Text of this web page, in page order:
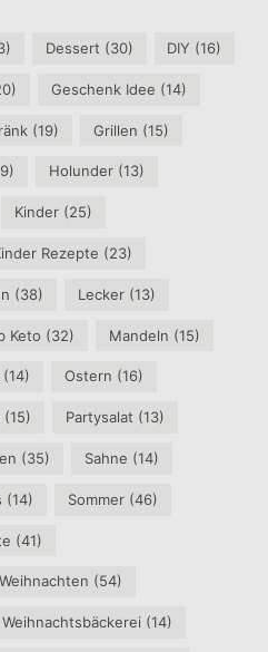
Dessert (30) DIY (16)
Geschenk Idee (14)
(19) Grillen (15)
Holunder(13)
Kinder(25)
Rezepte (23)
(38) Lecker(13)
Keto (32) Mandeln (15)
(14) Ostern (16)
(15) Partysalat (13)
(35) Sahne (14)
(14) Sommer(46)
(41)
Weihnachten (54)
Weihnachtsbäckerei (14)